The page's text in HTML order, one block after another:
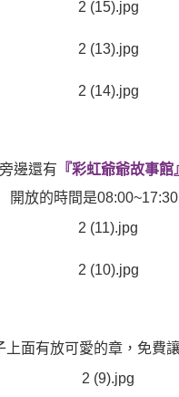
旁邊還有 『彩虹爺爺故事館
開放的時間是08:00~17:30
上面有放可愛的章，免費